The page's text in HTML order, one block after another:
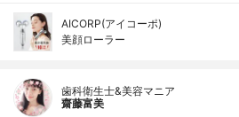
AICORP(アイコーポ)
美顔ローラー
歯科衛生士&美容マニア
齋藤富美